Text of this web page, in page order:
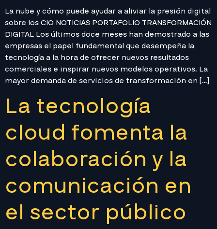
La nube y cómo puede ayudar a aliviar la presión digital
sobre los CIO NOTICIAS PORTAFOLIO TRANSFORMACIÓN
DIGITAL Los últimos doce meses han demostrado a las
empresas el papel fundamental que desempeña la
tecnología a la hora de ofrecer nuevos resultados
comerciales e inspirar nuevos modelos operativos. La
mayor demanda de servicios de transformación en […]
La tecnología
cloud fomenta la
colaboración y la
comunicación en
el sector público